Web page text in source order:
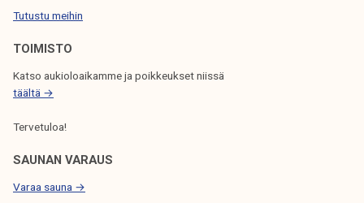
a
k
n
a
d
r
i
C
h
i
Tutustu meihin
TOIMISTO
Katso aukioloaikamme ja poikkeukset niissä
täältä →
Tervetuloa!
SAUNAN VARAUS
Varaa sauna →